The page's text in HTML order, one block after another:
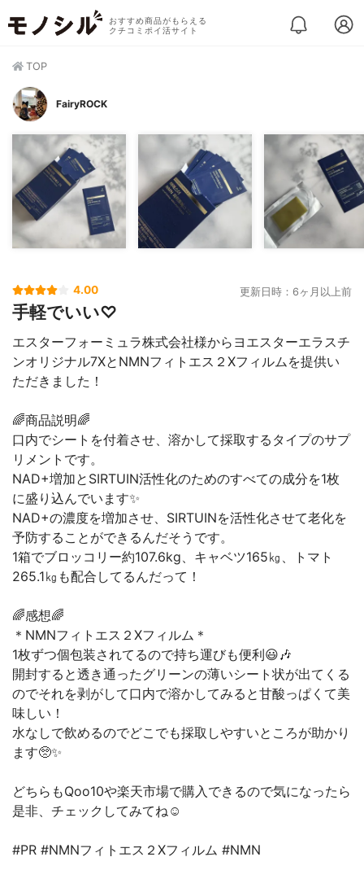
おすすめ商品がもらえる
クチコミポイ活サイト
TOP
FairyROCK
4.00 更新日時：6ヶ月以上前
手軽でいい♡
エスターフォーミュラ株式会社様からヨエスターエラスチ
ンオリジナル7XとNMNフィトエス２Xフィルムを提供い
ただきました！
🌈商品説明🌈
口内でシートを付着させ、溶かして採取するタイプのサプ
リメントです。
NAD+増加とSIRTUIN活性化のためのすべての成分を1枚
に盛り込んでいます✨
NAD+の濃度を増加させ、SIRTUINを活性化させて老化を
予防することができるんだそうです。
1箱でブロッコリー約107.6kg、キャベツ165㎏、トマト
265.1㎏も配合してるんだって！
🌈感想🌈
＊NMNフィトエス２Xフィルム＊
1枚ずつ個包装されてるので持ち運びも便利😃🎶
開封すると透き通ったグリーンの薄いシート状が出てくる
のでそれを剥がして口内で溶かしてみると甘酸っぱくて美
味しい！
水なしで飲めるのでどこでも採取しやすいところが助かり
ます🥺✨
どちらもQoo10や楽天市場で購入できるので気になったら
是非、チェックしてみてね☺︎
#PR #NMNフィトエス２Xフィルム #NMN